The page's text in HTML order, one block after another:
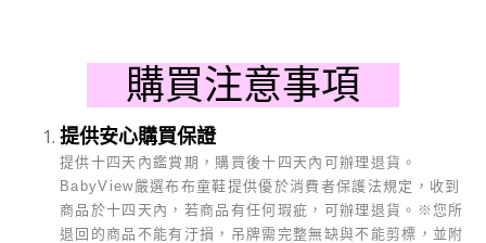
購買注意事項
提供安心購買保證
提供十四天內鑑賞期，購買後十四天內可辦理退貨。
BabyView嚴選布布童鞋提供優於消費者保護法規定，收到
商品於十四天內，若商品有任何瑕疵，可辦理退貨。 ※您所
退回的商品不能有汙損，吊牌需完整無缺與不能剪標，並附